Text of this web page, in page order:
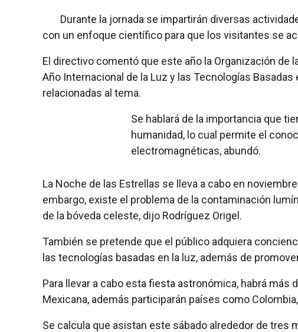
Durante la jornada se impartirán diversas
con un enfoque científico para que los visitantes se
El directivo comentó que este año la Organización de
Año Internacional de la Luz y las Tecnologías
relacionadas al tema.
Se hablará de la importancia que
humanidad, lo cual permite el
electromagnéticas, abundó.
La Noche de las Estrellas se lleva a cabo en
embargo, existe el problema de la contaminación
de la bóveda celeste, dijo Rodríguez Origel.
También se pretende que el público adquiera
las tecnologías basadas en la luz, además de
Para llevar a cabo esta fiesta astronómica, habrá más
Mexicana, además participarán países como
Se calcula que asistan este sábado alrededor de tres